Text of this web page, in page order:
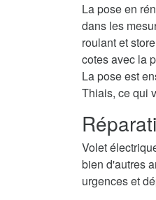
La pose en
dans les
roulant et
cotes avec la
La pose est
Thiais, ce qui
Volet
bien d'autres
urgences et